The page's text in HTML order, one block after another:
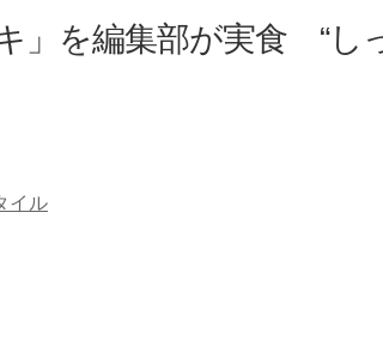
」を編集部が実食 “し
イル